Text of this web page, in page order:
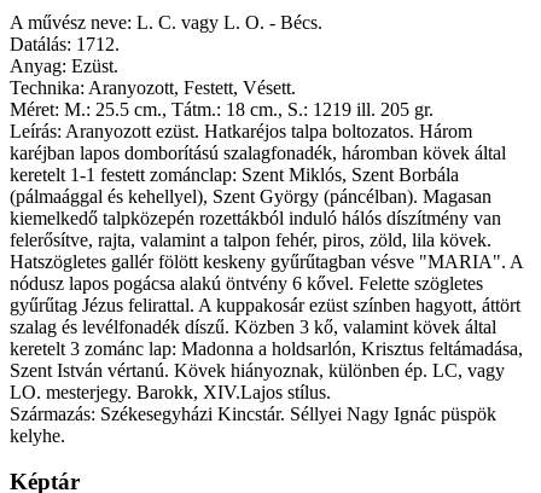
A művész neve: L. C. vagy L. O. - Bécs.
Datálás: 1712.
Anyag: Ezüst.
Technika: Aranyozott, Festett, Vésett.
Méret: M.: 25.5 cm., Tátm.: 18 cm., S.: 1219 ill. 205 gr.
Leírás: Aranyozott ezüst. Hatkaréjos talpa boltozatos. Három
karéjban lapos domborítású szalagfonadék, háromban kövek által
keretelt 1-1 festett zománclap: Szent Miklós, Szent Borbála
(pálmaággal és kehellyel), Szent György (páncélban). Magasan
kiemelkedő talpközepén rozettákból induló hálós díszítmény van
felerősítve, rajta, valamint a talpon fehér, piros, zöld, lila kövek.
Hatszögletes gallér fölött keskeny gyűrűtagban vésve "MARIA". A
nódusz lapos pogácsa alakú öntvény 6 kővel. Felette szögletes
gyűrűtag Jézus felirattal. A kuppakosár ezüst színben hagyott, áttört
szalag és levélfonadék díszű. Közben 3 kő, valamint kövek által
keretelt 3 zománc lap: Madonna a holdsarlón, Krisztus feltámadása,
Szent István vértanú. Kövek hiányoznak, különben ép. LC, vagy
LO. mesterjegy. Barokk, XIV.Lajos stílus.
Származás: Székesegyházi Kincstár. Séllyei Nagy Ignác püspök
kelyhe.
Képtár